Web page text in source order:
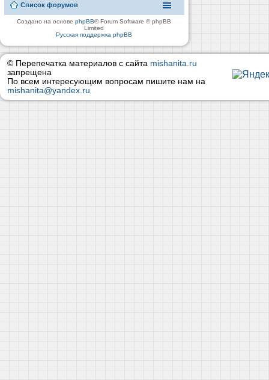
Список форумов
Создано на основеphpBB® Forum Software © phpBB
Limited
Русская поддержка phpBB
© Перепечатка материалов с сайта mishanita.ru
запрещена
По всем интересующим вопросам пишите нам на
mishanita@yandex.ru